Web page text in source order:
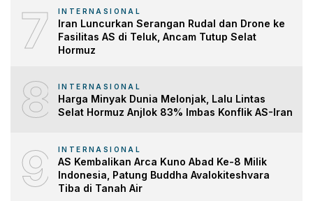
7 INTERNASIONAL
Iran Luncurkan Serangan Rudal dan Drone ke
Fasilitas AS di Teluk, Ancam Tutup Selat
Hormuz
8 INTERNASIONAL
Harga Minyak Dunia Melonjak, Lalu Lintas
Selat Hormuz Anjlok 83% Imbas Konflik AS-Iran
9 INTERNASIONAL
AS Kembalikan Arca Kuno Abad Ke-8 Milik
Indonesia, Patung Buddha Avalokiteshvara
Tiba di Tanah Air